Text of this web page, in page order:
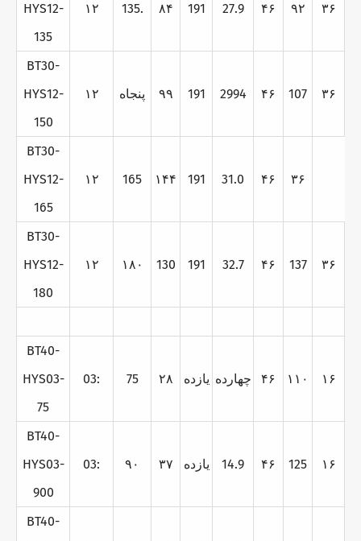
HYS12-
135
۱۲ 135. ۸۴ 191 27.9 ۴۶ ۹۲ ۳۶
BT30-
HYS12-
150
۱۲ پنجاه ۹۹ 191 2994 ۴۶ 107 ۳۶
BT30-
HYS12-
165
۱۲ 165 ۱۴۴ 191 31.0 ۴۶ ۳۶
BT30-
HYS12-
180
۱۲ ۱۸۰ 130 191 32.7 ۴۶ 137 ۳۶
BT40-
HYS03-
75
03: 75 ۲۸ يازده چهارده ۴۶ ۱۱۰ ۱۶
BT40-
HYS03-
900
03: ۹۰ ۳۷ يازده 14.9 ۴۶ 125 ۱۶
BT40-